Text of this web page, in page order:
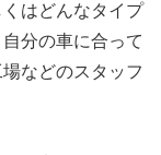
はどんなタイプ
分の車に合って
などのスタッフ